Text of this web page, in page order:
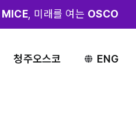
MICE, 미래를 여는 OSCO
청주오스코 ENG